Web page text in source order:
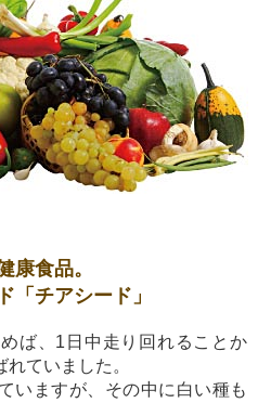
康食品。
「チアシード」
ば、1日中走り回れることか
ていました。
いますが、その中に白い種も